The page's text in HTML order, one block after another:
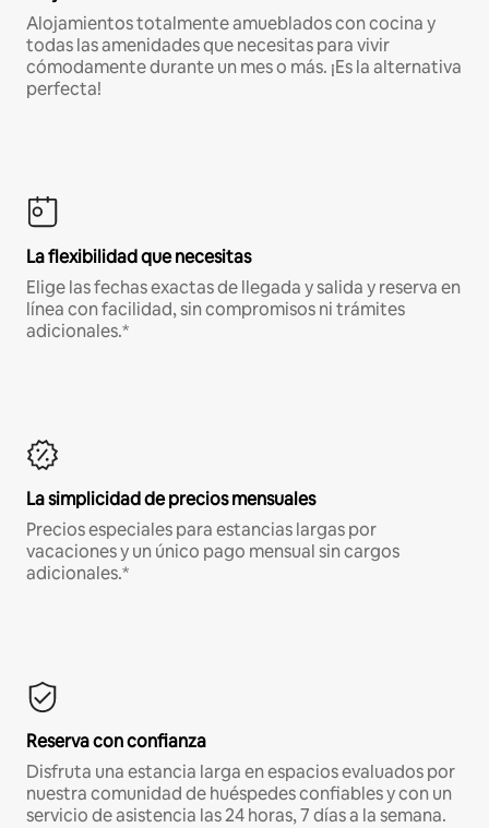
Alojamientos totalmente amueblados con cocina y
todas las amenidades que necesitas para vivir
cómodamente durante un mes o más. ¡Es la alternativa
perfecta!
La flexibilidad que necesitas
Elige las fechas exactas de llegada y salida y reserva en
línea con facilidad, sin compromisos ni trámites
adicionales.*
La simplicidad de precios mensuales
Precios especiales para estancias largas por
vacaciones y un único pago mensual sin cargos
adicionales.*
Reserva con confianza
Disfruta una estancia larga en espacios evaluados por
nuestra comunidad de huéspedes confiables y con un
servicio de asistencia las 24 horas, 7 días a la semana.